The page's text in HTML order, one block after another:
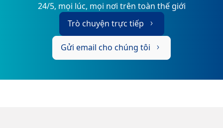
24/5, mọi lúc, mọi nơi trên toàn thế giới
Trò chuyện trực tiếp
Gửi email cho chúng tôi